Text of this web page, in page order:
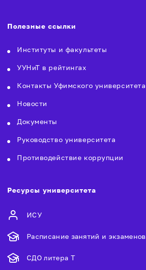
Полезные ссылки
Институты и факультеты
УУНиТ в рейтингах
Контакты Уфимского университета
Новости
Документы
Руководство университета
Противодействие коррупции
Ресурсы университета
ИСУ
Расписание занятий и экзаменов
СДО литера Т